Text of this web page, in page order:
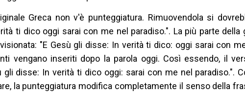
Greca non v'è punteggiatura. Rimuovendola si
ti dico oggi sarai con me nel paradiso.". La più parte della
"E Gesù gli disse: In verità ti dico: oggi sarai con
vengano inseriti dopo la parola oggi. Così essendo, il
gli disse: In verità ti dico oggi: sarai con me nel paradiso.".
la punteggiatura modifica completamente il senso della